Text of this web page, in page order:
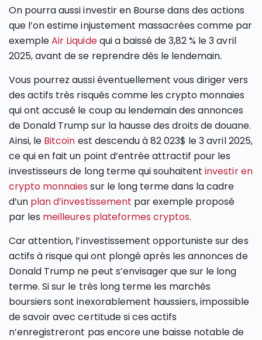
On pourra aussi investir en Bourse dans des actions
que l’on estime injustement massacrées comme par
exempleAir Liquidequi a baissé de 3,82 % le 3 avril
2025, avant de se reprendre dès le lendemain.
Vous pourrez aussi éventuellement vous diriger vers
des actifs très risqués comme les crypto monnaies
qui ont accusé le coup au lendemain des annonces
de Donald Trump sur la hausse des droits de douane.
Ainsi, le Bitcoin est descendu à 82 023$ le 3 avril 2025,
ce qui en fait un point d’entrée attractif pour les
investisseurs de long terme qui souhaitentinvestir en
crypto monnaies sur le long terme dans la cadre
d’un plan d’investissement par exemple proposé
par les meilleures plateformes cryptos.
Car attention, l’investissement opportuniste sur des
actifs à risque qui ont plongé après les annonces de
Donald Trump ne peut s’envisager que sur le long
terme. Si sur le très long terme les marchés
boursiers sont inexorablement haussiers, impossible
de savoir avec certitude si ces actifs
n’enregistreront pas encore une baisse notable de